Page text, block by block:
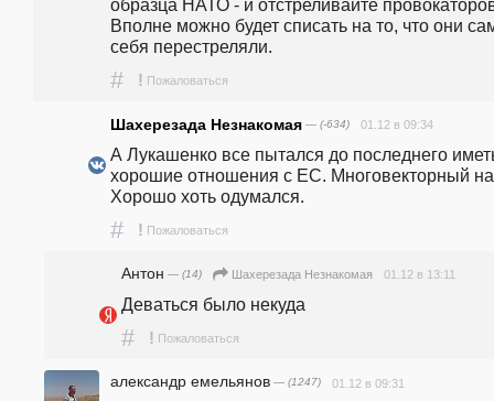
образца НАТО - и отстреливайте
Вполне можно будет списать на то, что они
себя перестреляли.
# ! Пожаловаться
Шахерезада Незнакомая — (-634) 01.12 в 09:34
А Лукашенко все пытался до последнего
хорошие отношения с ЕС. Многовекторный
Хорошо хоть одумался.
# ! Пожаловаться
Антон — (14) Шахерезада Незнакомая 01.12 в 13:11
Деваться было некуда
# ! Пожаловаться
александр емельянов — (1247) 01.12 в 09:31